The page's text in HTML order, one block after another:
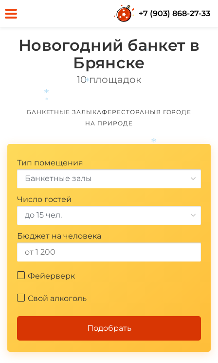
+7 (903) 868-27-33
Новогодний банкет в
Брянске
10 площадок
БАНКЕТНЫЕ ЗАЛЫ КАФЕРЕСТОРАНЫ В ГОРОДЕ
НА ПРИРОДЕ
Тип помещения
Банкетные залы
Число гостей
до 15 чел.
Бюджет на человека
Фейерверк
Свой алкоголь
Подобрать
*
*
*